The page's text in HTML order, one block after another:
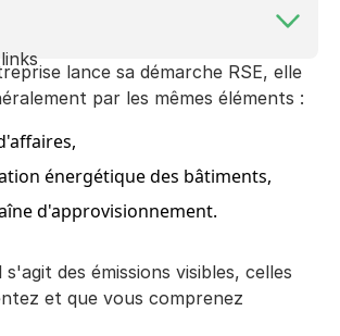
lance sa démarche RSE, elle
par les mêmes éléments :
énergétique des bâtiments,
d'approvisionnement.
des émissions visibles, celles
et que vous comprenez